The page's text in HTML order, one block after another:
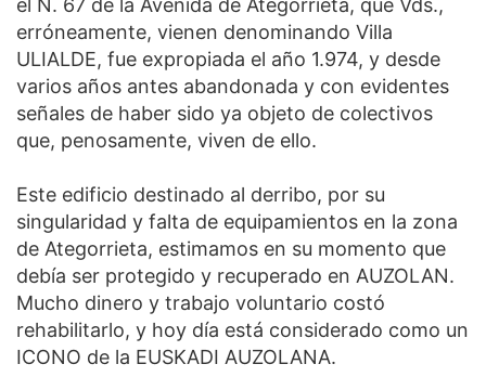
el N. 67 de la Avenida de Ategorrieta, que Vds.,
erróneamente, vienen denominando Villa
ULIALDE, fue expropiada el año 1.974, y desde
varios años antes abandonada y con evidentes
señales de haber sido ya objeto de colectivos
que, penosamente, viven de ello.
Este edificio destinado al derribo, por su
singularidad y falta de equipamientos en la zona
de Ategorrieta, estimamos en su momento que
debía ser protegido y recuperado en AUZOLAN.
Mucho dinero y trabajo voluntario costó
rehabilitarlo, y hoy día está considerado como un
ICONO de la EUSKADI AUZOLANA.